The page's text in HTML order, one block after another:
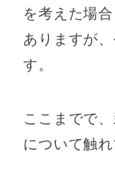
を考えた場
ありますが
す。
ここまでで
について触れ